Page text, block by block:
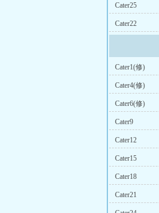
Cater25
Cater22
Cater1(修)
Cater4(修)
Cater6(修)
Cater9
Cater12
Cater15
Cater18
Cater21